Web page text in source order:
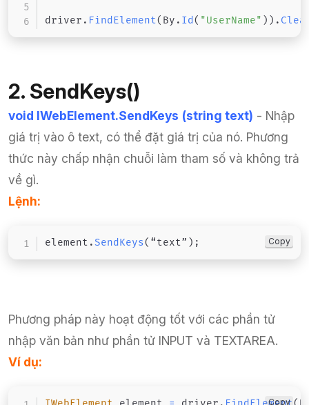
driver . FindElement( By . Id ( "UserName" ) ) .
2. SendKeys()
void IWebElement.SendKeys (string text) - Nhập
giá trị vào ô text, có thể đặt giá trị của nó. Phương
thức này chấp nhận chuỗi làm tham số và không trả
về gì.
Lệnh:
element .SendKeys( “text” ) ; Copy
Phương pháp này hoạt động tốt với các phần tử
nhập văn bản như phần tử INPUT và TEXTAREA.
Ví dụ:
Copy